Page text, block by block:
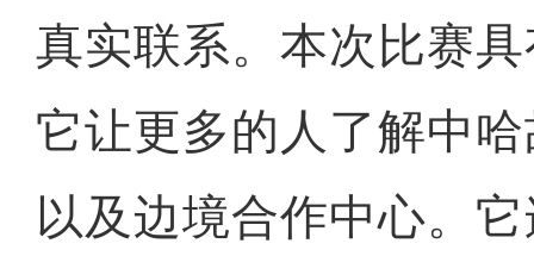
真实联系。本次比赛
它让更多的人了解中
以及边境合作中心。